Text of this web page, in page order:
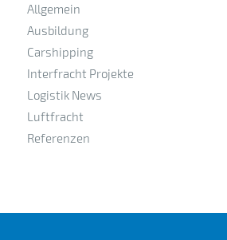
Allgemein
Ausbildung
Carshipping
Interfracht Projekte
Logistik News
Luftfracht
Referenzen